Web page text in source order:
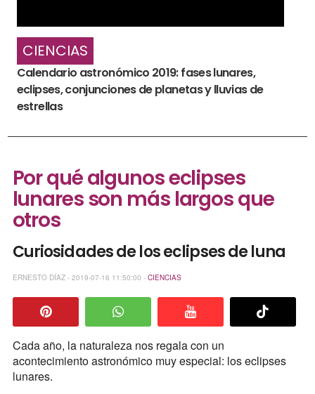
CIENCIAS
Calendario astronómico 2019: fases lunares,
eclipses, conjunciones de planetas y lluvias de
estrellas
Por qué algunos eclipses
lunares son más largos que
otros
Curiosidades de los eclipses de luna
ERNESTO DÍAZ - 2019-07-16 11:50:00 - CIENCIAS
Cada año, la naturaleza nos regala con un
acontecimiento astronómico muy especial: los eclipses
lunares.